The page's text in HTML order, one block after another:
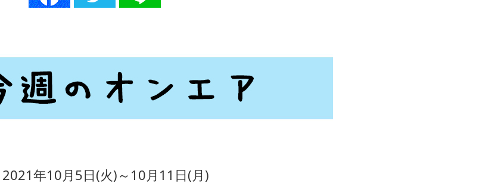
年10月5日(火)～10月11日(月)